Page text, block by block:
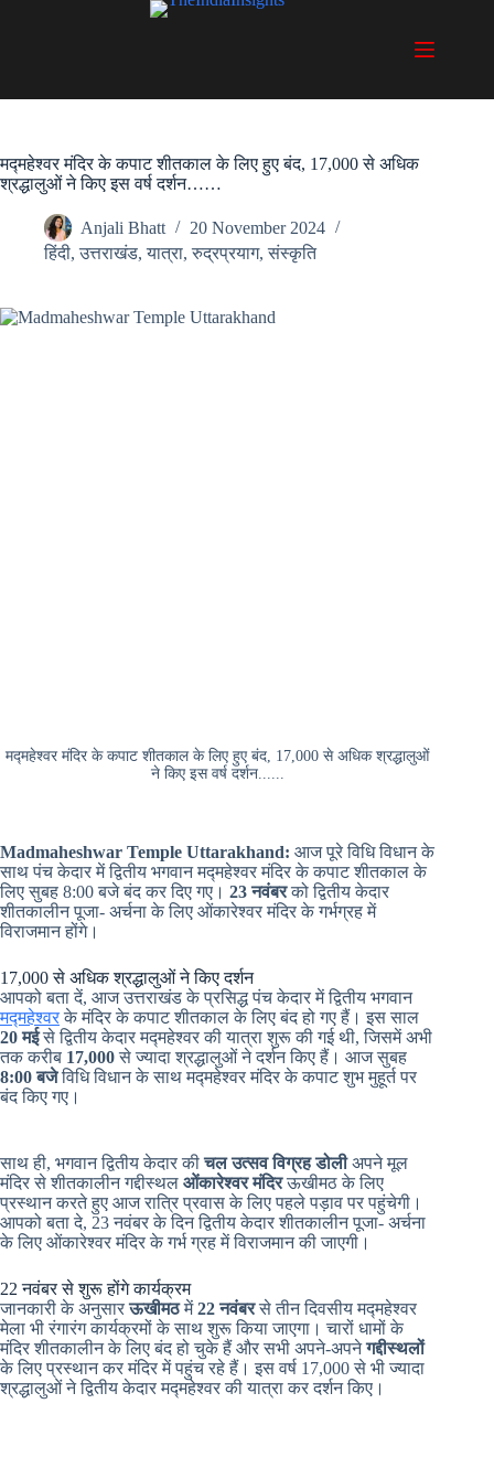
मद्महेश्वर मंदिर के कपाट शीतकाल के लिए हुए बंद, 17,000 से अधिक
श्रद्धालुओं ने किए इस वर्ष दर्शन……
Anjali Bhatt
20 November 2024
हिंदी,उत्तराखंड,यात्रा,रुद्रप्रयाग,संस्कृति
मद्महेश्वर मंदिर के कपाट शीतकाल के लिए हुए बंद, 17,000 से अधिक श्रद्धालुओं
ने किए इस वर्ष दर्शन......
Madmaheshwar Temple Uttarakhand: आज पूरे विधि विधान के
साथ पंच केदार में द्वितीय भगवान मद्महेश्वर मंदिर के कपाट शीतकाल के
लिए सुबह 8:00 बजे बंद कर दिए गए। 23 नवंबरको द्वितीय केदार
शीतकालीन पूजा- अर्चना के लिए ओंकारेश्वर मंदिर के गर्भग्रह में
विराजमान होंगे।
17,000 से अधिक श्रद्धालुओं ने किए दर्शन
आपको बता दें, आज उत्तराखंड के प्रसिद्ध पंच केदार में द्वितीय भगवान
मद्महेश्वरके मंदिर के कपाट शीतकाल के लिए बंद हो गए हैं। इस साल
20 मईसे द्वितीय केदार मद्महेश्वर की यात्रा शुरू की गई थी, जिसमें अभी
तक करीब 17,000से ज्यादा श्रद्धालुओं ने दर्शन किए हैं। आज सुबह
8:00 बजेविधि विधान के साथ मद्महेश्वर मंदिर के कपाट शुभ मुहूर्त पर
बंद किए गए।
साथ ही, भगवान द्वितीय केदार कीचल उत्सव विग्रह डोलीअपने मूल
मंदिर से शीतकालीन गद्दीस्थल ओंकारेश्वर मंदिरऊखीमठ के लिए
प्रस्थान करते हुए आज रात्रि प्रवास के लिए पहले पड़ाव पर पहुंचेगी।
आपको बता दे, 23 नवंबर के दिन द्वितीय केदार शीतकालीन पूजा- अर्चना
के लिए ओंकारेश्वर मंदिर के गर्भ ग्रह में विराजमान की जाएगी।
22 नवंबर से शुरू होंगे कार्यक्रम
जानकारी के अनुसारऊखीमठमें22 नवंबरसे तीन दिवसीय मद्महेश्वर
मेला भी रंगारंग कार्यक्रमों के साथ शुरू किया जाएगा। चारों धामों के
मंदिर शीतकालीन के लिए बंद हो चुके हैं और सभी अपने-अपनेगद्दीस्थलों
के लिए प्रस्थान कर मंदिर में पहुंच रहे हैं। इस वर्ष 17,000 से भी ज्यादा
श्रद्धालुओं ने द्वितीय केदार मद्महेश्वर की यात्रा कर दर्शन किए।